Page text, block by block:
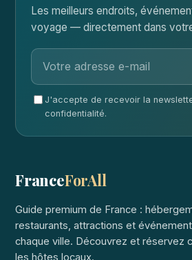
Les meilleurs endroits,
voyage — directement dans
J'accepte de recevoir la
confidentialité.
FranceForAll
Guide premium de France :
restaurants, attractions et
chaque ville. Découvrez et réservez
les hôtes locaux.